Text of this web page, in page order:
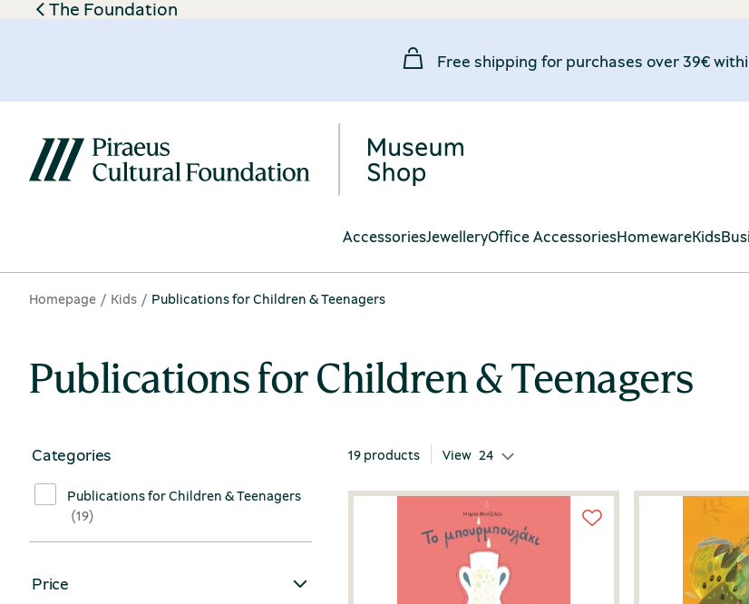
The Foundation
Free shipping for purchases over 39€
AccessoriesJewelleryOffice AccessoriesHomewareKids
Homepage Kids Publications for Children & Teenagers
Publications for Children & Teenagers
Categories
Publications for Children & Teenagers
(19)
Price
19 products View 24